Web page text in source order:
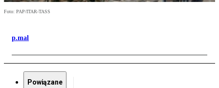
Foto: PAP/ITAR-TASS
p.mal
Powiązane